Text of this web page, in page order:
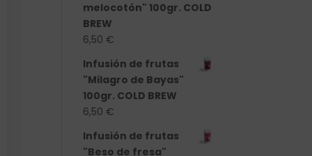
melocotón" 100gr. COLD
BREW
6,50 €
Infusión de frutas
"Milagro de Bayas"
100gr. COLD BREW
6,50 €
Infusión de frutas
"Beso de fresa"